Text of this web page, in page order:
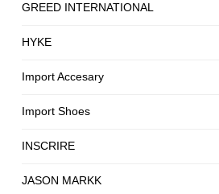
GREED INTERNATIONAL
HYKE
Import Accesary
Import Shoes
INSCRIRE
JASON MARKK